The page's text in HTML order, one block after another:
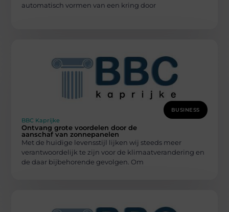
automatisch vormen van een kring door
BUSINESS
BBC Kaprijke
Ontvang grote voordelen door de
aanschaf van zonnepanelen
Met de huidige levensstijl lijken wij steeds meer
verantwoordelijk te zijn voor de klimaatverandering en
de daar bijbehorende gevolgen. Om